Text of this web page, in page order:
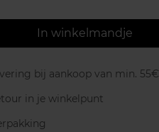
In winkelmandje
bij aankoop van min. 55€
in je winkelpunt